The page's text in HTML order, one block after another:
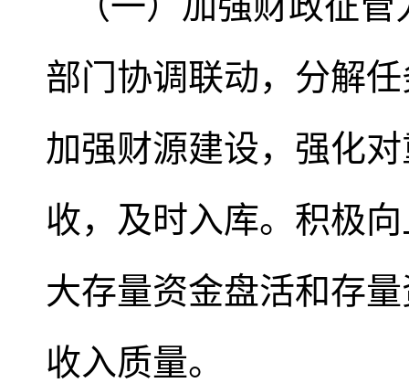
部门协调联动，分解
加强财源建设，强化
收，及时入库。积极
大存量资金盘活和存
收入质量。